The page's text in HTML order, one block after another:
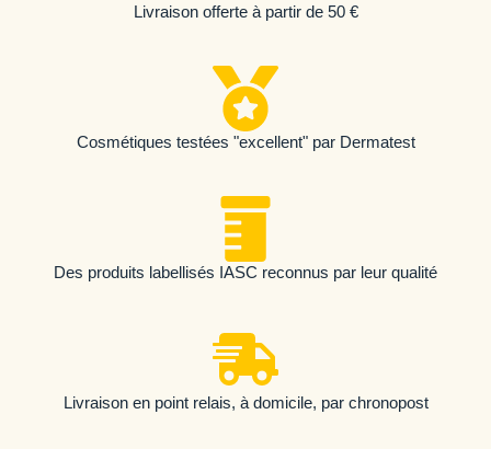
Livraison offerte à partir de 50 €
Cosmétiques testées "excellent" par Dermatest
Des produits labellisés IASC reconnus par leur qualité
Livraison en point relais, à domicile, par chronopost